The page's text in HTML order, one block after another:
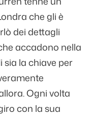
che gli è
dei dettagli
accadono nella
sia la chiave per
Ogni volta
con la sua